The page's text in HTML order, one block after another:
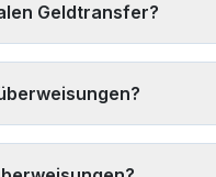
Geldtransfer?
an Flughäfen und